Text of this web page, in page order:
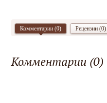
Комментарии (0) Рецензии (0)
Комментарии (0)